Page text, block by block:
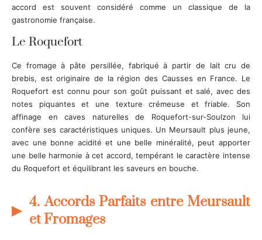
accord est souvent considéré comme un classique de la
gastronomie française.
Le Roquefort
Ce fromage à pâte persillée, fabriqué à partir de lait cru de
brebis, est originaire de la région des Causses en France. Le
Roquefort est connu pour son goût puissant et salé, avec des
notes piquantes et une texture crémeuse et friable. Son
affinage en caves naturelles de Roquefort-sur-Soulzon lui
confère ses caractéristiques uniques. Un Meursault plus jeune,
avec une bonne acidité et une belle minéralité, peut apporter
une belle harmonie à cet accord, tempérant le caractère intense
du Roquefort et équilibrant les saveurs en bouche.
4. Accords Parfaits entre Meursault
et Fromages